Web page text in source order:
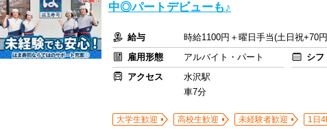
中◎パートデビューも♪
給与
時給1100円＋曜日手当(土日祝+70
雇用形態
アルバイト・パート シフ
アクセス
水沢駅
車7分
大学生歓迎 高校生歓迎 未経験者歓迎
1日